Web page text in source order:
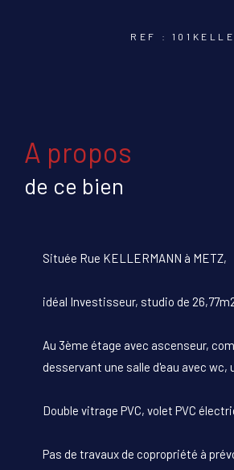
REF :
a propos
de ce bien
Située Rue KELLERMANN à METZ,
idéal Investisseur, studio de
Au 3ème étage avec ascenseur,
desservant une salle d'eau avec wc,
Double vitrage PVC, volet PVC
Pas de travaux de copropriété à